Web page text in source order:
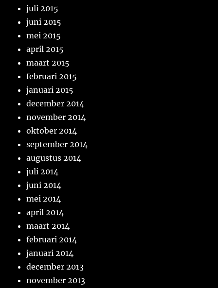
juli 2015
juni 2015
mei 2015
april 2015
maart 2015
februari 2015
januari 2015
december 2014
november 2014
oktober 2014
september 2014
augustus 2014
juli 2014
juni 2014
mei 2014
april 2014
maart 2014
februari 2014
januari 2014
december 2013
november 2013